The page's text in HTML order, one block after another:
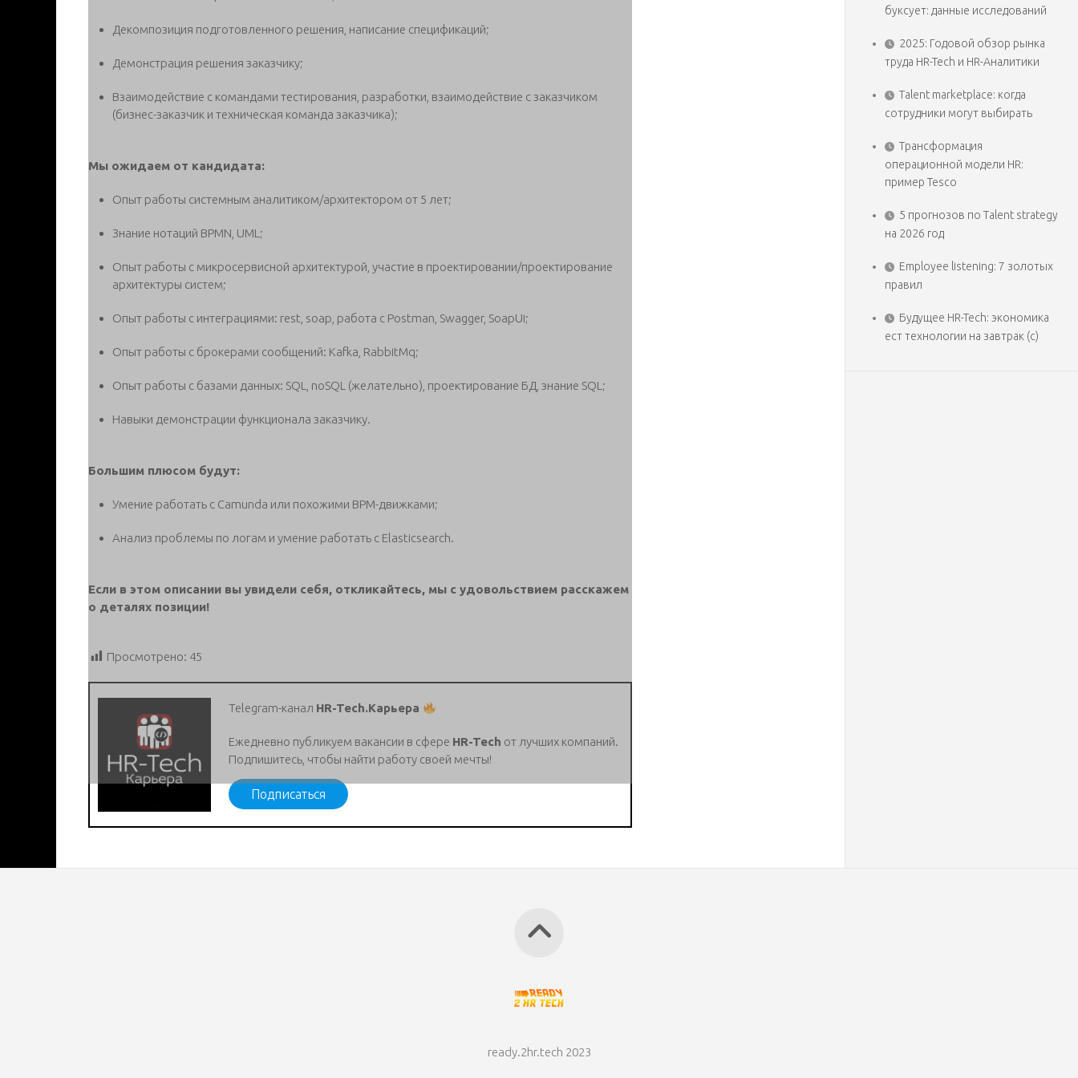
Декомпозиция подготовленного решения, написание спецификаций;
Демонстрация решения заказчику;
Взаимодействие с командами тестирования, разработки, взаимодействие с заказчиком
(бизнес-заказчик и техническая команда заказчика);
Мы ожидаем от кандидата:
Опыт работы системным аналитиком/архитектором от 5 лет;
Знание нотаций BPMN, UML;
Опыт работы с микросервисной архитектурой, участие в проектировании/проектирование
архитектуры систем;
Опыт работы с интеграциями: rest, soap, работа с Postman, Swagger, SoapUi;
Опыт работы с брокерами сообщений: Kafka, RabbitMq;
Опыт работы с базами данных: SQL, noSQL (желательно), проектирование БД, знание SQL;
Навыки демонстрации функционала заказчику.
Большим плюсом будут:
Умение работать с Camunda или похожими BPM-движками;
Анализ проблемы по логам и умение работать с Elasticsearch.
Если в этом описании вы увидели себя, откликайтесь, мы с удовольствием расскажем
о деталях позиции!
Просмотрено: 45
Telegram-канал HR-Tech.Карьера
Ежедневно публикуем вакансии в сфере HR-Tech от лучших компаний.
Подпишитесь, чтобы найти работу своей мечты!
Подписаться
буксует: данные исследований
2025: Годовой обзор рынка
труда HR-Tech и HR-Аналитики
Talent marketplace: когда
сотрудники могут выбирать
Трансформация
операционной модели HR:
пример Tesco
5 прогнозов по Talent strategy
на 2026 год
Employee listening: 7 золотых
правил
Будущее HR-Tech: экономика
ест технологии на завтрак (с)
ready.2hr.tech 2023